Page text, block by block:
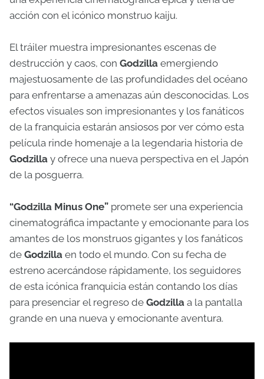
acción con el icónico monstruo kaiju.
El tráiler muestra impresionantes escenas de
destrucción y caos, con Godzilla emergiendo
majestuosamente de las profundidades del océano
para enfrentarse a amenazas aún desconocidas. Los
efectos visuales son impresionantes y los fanáticos
de la franquicia estarán ansiosos por ver cómo esta
película rinde homenaje a la legendaria historia de
Godzilla y ofrece una nueva perspectiva en el Japón
de la posguerra.
“Godzilla Minus One” promete ser una experiencia
cinematográfica impactante y emocionante para los
amantes de los monstruos gigantes y los fanáticos
de Godzilla en todo el mundo. Con su fecha de
estreno acercándose rápidamente, los seguidores
de esta icónica franquicia están contando los días
para presenciar el regreso de Godzilla a la pantalla
grande en una nueva y emocionante aventura.